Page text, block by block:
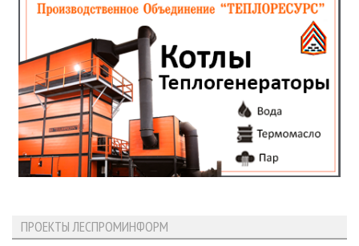
ПРОЕКТЫ ЛЕСПРОМИНФОРМ